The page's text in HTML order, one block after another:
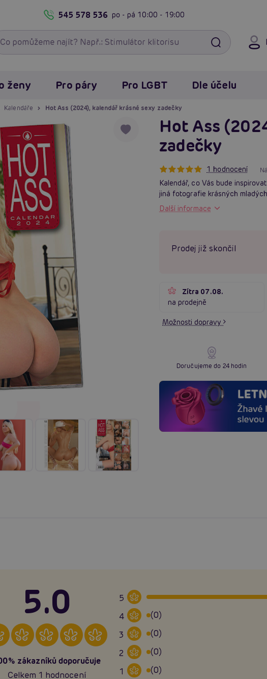
545 578 536 po - pá 10:00 - 19:00
ženy Pro páry Pro LGBT Dle účelu
Kalendáře Hot Ass (2024), kalendář krásné sexy zadečky
Hot Ass
zadečky
1 hodnocení
Kalendář, co Vás bude
jiná fotografie krásných
Další informace
Prodej již skončil
Zítra 07.08.
na prodejně
Možnosti dopravy
Doručujeme do 24 hodin
5.0
zákazníků doporučuje
Celkem 1 hodnocení
5
4
(0)
3
(0)
2
(0)
1
(0)